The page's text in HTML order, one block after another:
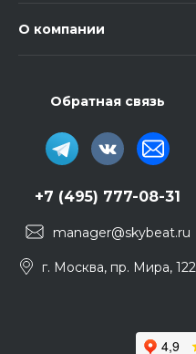
О компании
Обратная связь
+7 (495) 777-08-31
manager@skybeat.ru
г. Москва, пр. Мира, 122